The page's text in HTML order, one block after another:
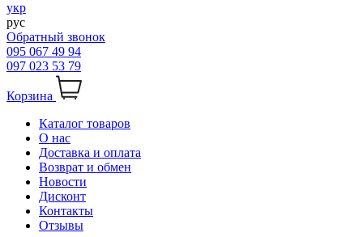
укр
рус
Обратный звонок
095 067 49 94
097 023 53 79
Корзина
Каталог товаров
О нас
Доставка и оплата
Возврат и обмен
Новости
Дисконт
Контакты
Отзывы